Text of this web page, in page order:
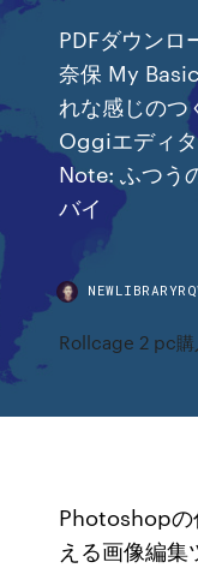
PDFダウン
奈保 My
れな感じの
Oggiエディ
Note: ふつう
バイ
Rollcage 2 pc購
Photoshopの
える画像編